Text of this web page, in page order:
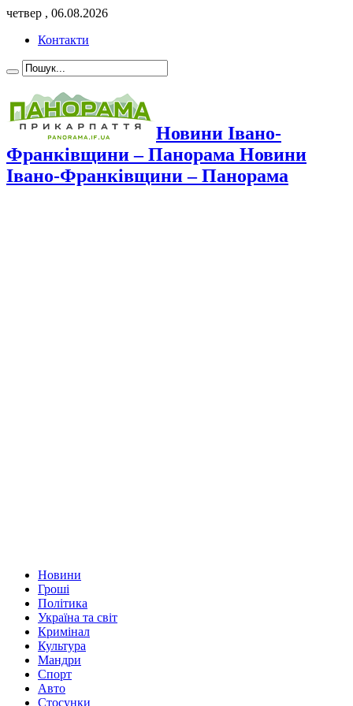
четвер , 06.08.2026
Контакти
Новини Івано-
Франківщини – Панорама Новини
Івано-Франківщини – Панорама
Новини
Гроші
Політика
Україна та світ
Кримінал
Культура
Мандри
Спорт
Авто
Стосунки